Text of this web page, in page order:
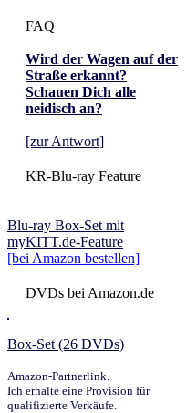
FAQ
Wird der Wagen auf der
Straße erkannt?
Schauen Dich alle
neidisch an?
[zur Antwort]
KR-Blu-ray Feature
Blu-ray Box-Set mit
myKITT.de-Feature
[bei Amazon bestellen]
DVDs bei Amazon.de
Box-Set (26 DVDs)
Amazon-Partnerlink.
Ich erhalte eine Provision für
qualifizierte Verkäufe.